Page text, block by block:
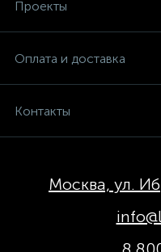
Проекты
Оплата и доставка
Контакты
Москва, ул.